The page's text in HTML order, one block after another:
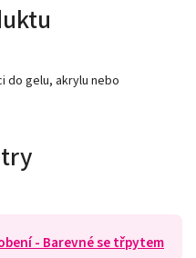
do gelu, akrylu nebo
- Barevné se třpytem